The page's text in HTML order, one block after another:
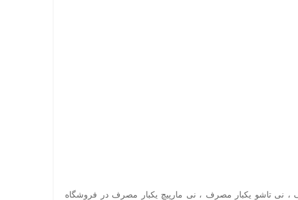
نی نوشابه یکبار مصرف ، نی تاشو یکبار مصرف ، نی مارپیچ یکبار مصرف در فروشگاه